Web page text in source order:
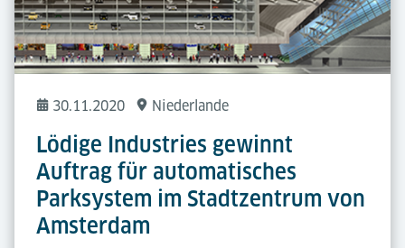
30.11.2020 Niederlande
Lödige Industries gewinnt
Auftrag für automatisches
Parksystem im Stadtzentrum von
Amsterdam